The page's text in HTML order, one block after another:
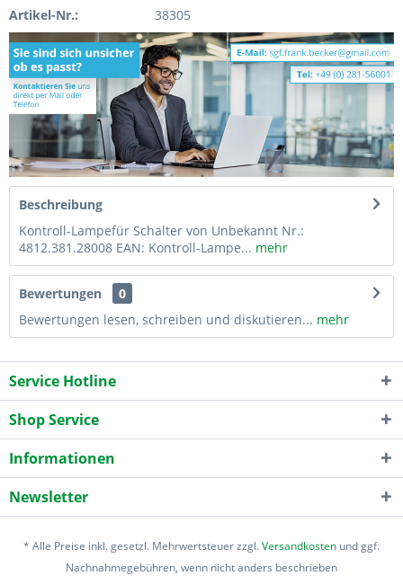
Artikel-Nr.: 38305
Beschreibung
Kontroll-Lampefür Schalter von Unbekannt Nr.:
4812.381.28008 EAN: Kontroll-Lampe... mehr
Bewertungen
0
Bewertungen lesen, schreiben und diskutieren... mehr
Service Hotline
Shop Service
Informationen
Newsletter
* Alle Preise inkl. gesetzl. Mehrwertsteuer zzgl.Versandkosten und ggf.
Nachnahmegebühren, wenn nicht anders beschrieben